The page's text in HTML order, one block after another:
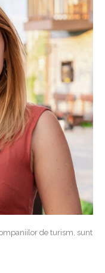
de turism, sunt